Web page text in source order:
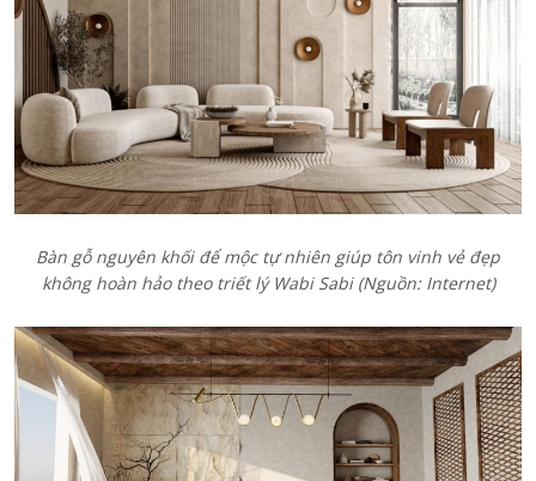
Bàn gỗ nguyên khối để mộc tự nhiên giúp tôn vinh vẻ đẹp
không hoàn hảo theo triết lý Wabi Sabi (Nguồn: Internet)